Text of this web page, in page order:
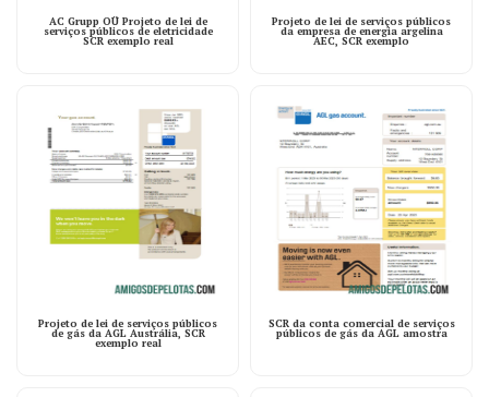
AC Grupp OÜ Projeto de lei de
serviços públicos de eletricidade
SCR exemplo real
Projeto de lei de serviços públicos
da empresa de energia argelina
AEC, SCR exemplo
Projeto de lei de serviços públicos
de gás da AGL Austrália, SCR
exemplo real
SCR da conta comercial de serviços
públicos de gás da AGL amostra